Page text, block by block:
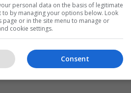
personal data on the basis of legitimate
to by managing your options below. Look
or in the site menu to manage or
cookie settings.
Consent